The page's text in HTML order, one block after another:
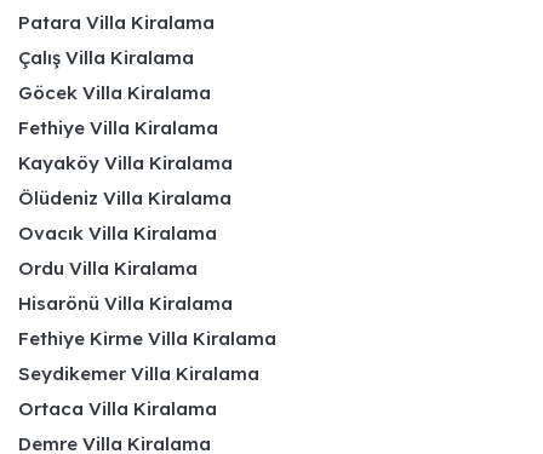
Patara Villa Kiralama
Çalış Villa Kiralama
Göcek Villa Kiralama
Fethiye Villa Kiralama
Kayaköy Villa Kiralama
Ölüdeniz Villa Kiralama
Ovacık Villa Kiralama
Ordu Villa Kiralama
Hisarönü Villa Kiralama
Fethiye Kirme Villa Kiralama
Seydikemer Villa Kiralama
Ortaca Villa Kiralama
Demre Villa Kiralama